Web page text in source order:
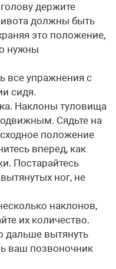
держите
должны быть
это положение,
нужны
все упражнения с
сидя.
Наклоны туловища
Сядьте на
положение
вперед, как
Постарайтесь
ног, не
наклонов,
их количество.
дальше вытянуть
ваш позвоночник